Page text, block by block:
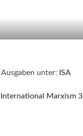
unter: ISA
International Marxism 3